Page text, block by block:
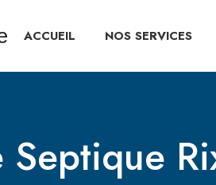
ACCUEIL NOS SERVICES